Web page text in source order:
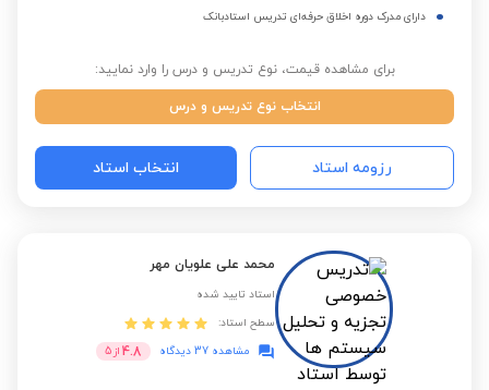
دارای مدرک دوره اخلاق حرفه‌ای تدریس استادبانک
برای مشاهده قیمت، نوع تدریس و درس را وارد نمایید:
انتخاب نوع تدریس و درس
رزومه استاد انتخاب استاد
محمد علی علویان مهر
استاد تایید شده
سطح استاد:
مشاهده 37 دیدگاه
4.8 از 5